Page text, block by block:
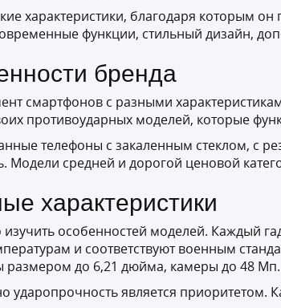
характеристики, благодаря которым
функции, стильный дизайн,
бренда
смартфонов с разными
противоударных моделей, которые
телефоны с закаленным стеклом, с
средней и дорогой ценовой
характеристики
особенностей моделей. Каждый
и соответствуют военным
размером до 6,21 дюйма, камеры до 48 Мп.
является